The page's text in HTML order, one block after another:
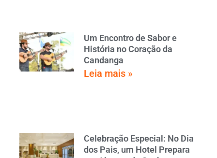
Um Encontro de Sabor e
História no Coração da
Candanga
Leia mais »
Celebração Especial: No Dia
dos Pais, um Hotel Prepara